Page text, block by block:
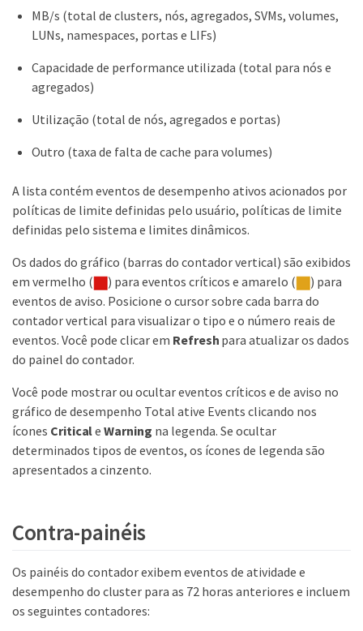
MB/s (total de clusters, nós, agregados, SVMs, volumes,
LUNs, namespaces, portas e LIFs)
Capacidade de performance utilizada (total para nós e
agregados)
Utilização (total de nós, agregados e portas)
Outro (taxa de falta de cache para volumes)
A lista contém eventos de desempenho ativos acionados por
políticas de limite definidas pelo usuário, políticas de limite
definidas pelo sistema e limites dinâmicos.
Os dados do gráfico (barras do contador vertical) são exibidos
em vermelho (
) para eventos críticos e amarelo (
) para
eventos de aviso. Posicione o cursor sobre cada barra do
contador vertical para visualizar o tipo e o número reais de
eventos. Você pode clicar em Refresh para atualizar os dados
do painel do contador.
Você pode mostrar ou ocultar eventos críticos e de aviso no
gráfico de desempenho Total ative Events clicando nos
ícones CriticaleWarning na legenda. Se ocultar
determinados tipos de eventos, os ícones de legenda são
apresentados a cinzento.
Contra-painéis
Os painéis do contador exibem eventos de atividade e
desempenho do cluster para as 72 horas anteriores e incluem
os seguintes contadores: